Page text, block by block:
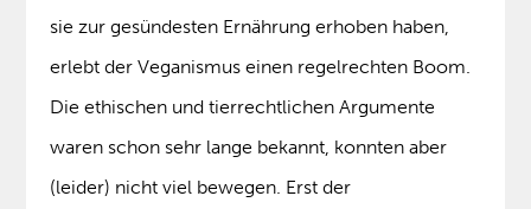
sie zur gesündesten Ernährung erhoben haben,
erlebt der Veganismus einen regelrechten Boom.
Die ethischen und tierrechtlichen Argumente
waren schon sehr lange bekannt, konnten aber
(leider) nicht viel bewegen. Erst der